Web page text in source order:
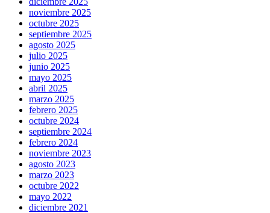
noviembre 2025
octubre 2025
septiembre 2025
agosto 2025
julio 2025
junio 2025
mayo 2025
abril 2025
marzo 2025
febrero 2025
octubre 2024
septiembre 2024
febrero 2024
noviembre 2023
agosto 2023
marzo 2023
octubre 2022
mayo 2022
diciembre 2021